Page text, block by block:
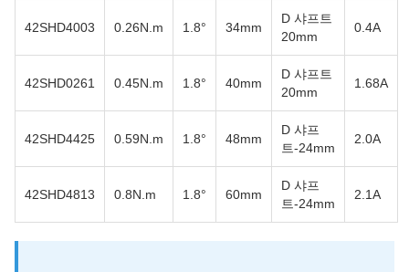
42SHD4003 0.26N.m 1.8° 34mm
D 샤프트
20mm
0.4A
42SHD0261 0.45N.m 1.8° 40mm
D 샤프트
20mm
1.68A
42SHD4425 0.59N.m 1.8° 48mm
D 샤프
트-24mm
2.0A
42SHD4813 0.8N.m 1.8° 60mm
D 샤프
트-24mm
2.1A